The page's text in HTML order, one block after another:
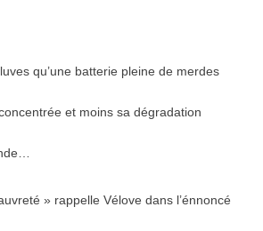
qu’une batterie pleine de merdes
et moins sa dégradation
» rappelle Vélove dans l’énnoncé